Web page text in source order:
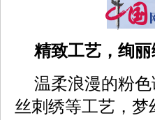
精致工艺，绚
温柔浪漫的粉
丝刺绣等工艺，